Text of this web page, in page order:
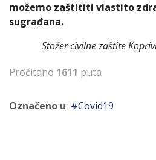
možemo zaštititi vlastito
sugrađana.
Stožer civilne zaštite
Pročitano 1611 puta
Označeno u
Covid19